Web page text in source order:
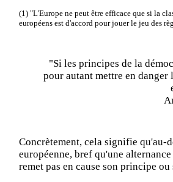
(1) "L'Europe ne peut être efficace que si la
européens est d'accord pour jouer le jeu des
"Si les principes de la
pour autant mettre en
Concrètement, cela signifie qu'au-
européenne, bref qu'une
remet pas en cause son principe ou